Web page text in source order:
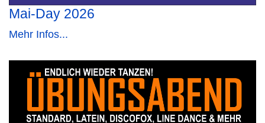
Mai-Day 2026
Mehr Infos...